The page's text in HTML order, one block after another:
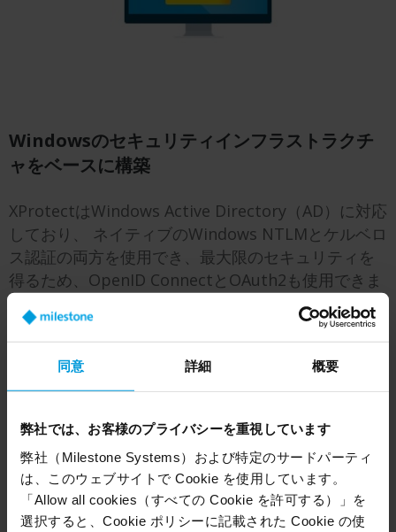
同意 詳細 概要
弊社では、お客様のプライバシーを重視しています
弊社（Milestone Systems）および特定のサードパーティ
は、このウェブサイトで Cookie を使用しています。
「Allow all cookies（すべての Cookie を許可する）」を
選択すると、Cookie ポリシーに記載された Cookie の使
Windowsのセキュリティインフラストラクチ
ャをベースに構築
XProtectはWindows Active Directory（AD）に対応
しており、 ネイティブのWindows NTLMとケルベロ
ス認証の両方を使用でき、最大限のセキュリティを
得るため、OpenID ConnectとOAuth2も使用できま